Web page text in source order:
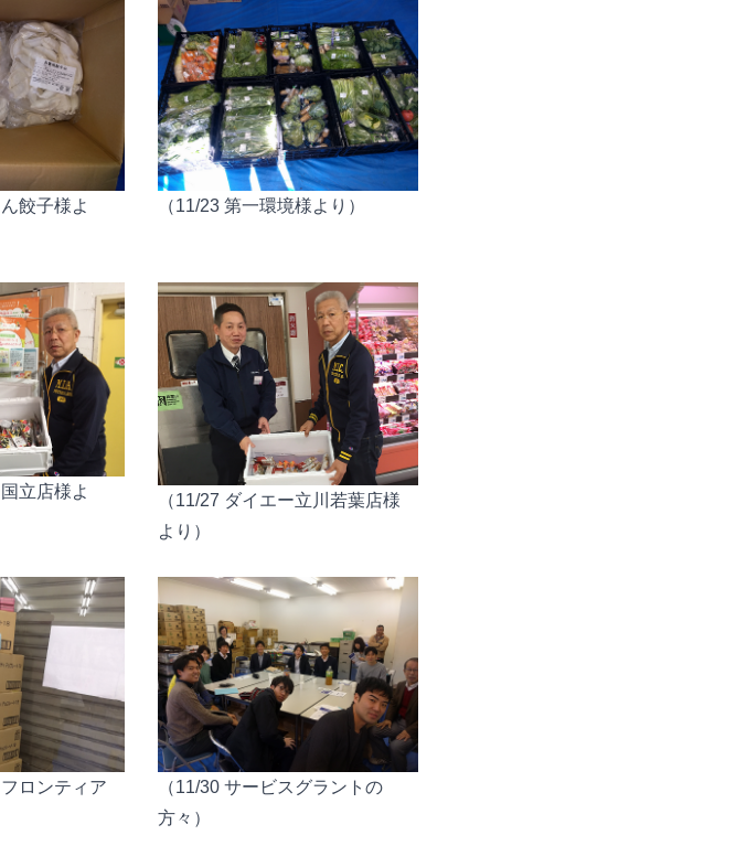
餃子様よ
（11/23 第一環境様より）
立店様よ
（11/27 ダイエー立川若葉店様
より）
ロンティア
（11/30 サービスグラントの
方々）